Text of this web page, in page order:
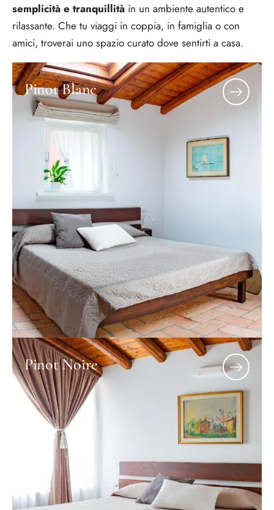
semplicità e tranquillità in un ambiente autentico e
rilassante. Che tu viaggi in coppia, in famiglia o con
amici, troverai uno spazio curato dove sentirti a casa.
Pinot Blanc
Pinot Noire